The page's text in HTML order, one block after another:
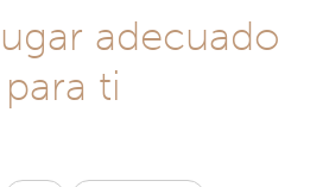
adecuado
para ti